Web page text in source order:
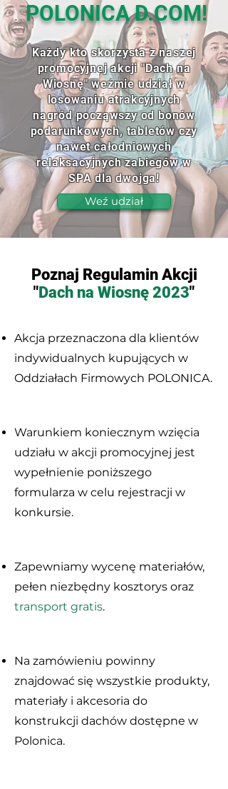
POLONICA D.COM!
Każdy kto skorzysta z naszej
promocyjnej akcji "Dach na
Wiosnę" weźmie udział w
losowaniu atrakcyjnych
nagród począwszy od bonów
podarunkowych, tabletów czy
nawet całodniowych
relaksacyjnych zabiegów w
SPA dla dwojga!
Weź udział
Poznaj Regulamin Akcji
"Dach na Wiosnę 2023"
Akcja przeznaczona dla klientów
indywidualnych kupujących w
Oddziałach Firmowych POLONICA.
Warunkiem koniecznym wzięcia
udziału w akcji promocyjnej jest
wypełnienie poniższego
formularza w celu rejestracji w
konkursie.
Zapewniamy wycenę materiałów,
pełen niezbędny kosztorys oraz
transport gratis.
Na zamówieniu powinny
znajdować się wszystkie produkty,
materiały i akcesoria do
konstrukcji dachów dostępne w
Polonica.